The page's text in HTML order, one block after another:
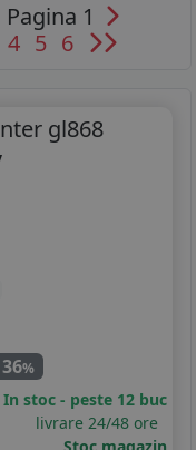
Pagina 1
4 5 6
gl868
36%
In stoc - peste 12 buc
livrare 24/48 ore